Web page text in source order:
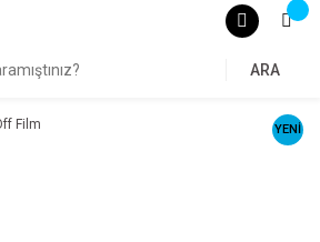
ARA
YENİ